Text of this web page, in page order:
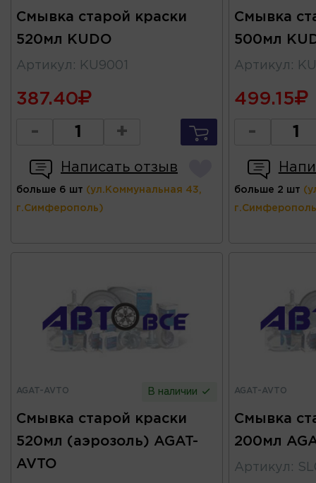
Смывка старой краски
520мл KUDO
Артикул : KU9001
387.40
- +
Написать отзыв
больше 6 шт (ул.Коммунальная 43,
г.Симферополь)
Смывка
500мл
Артикул :
499.15
-
больше 2 шт
AGAT-AVTO В наличии
Смывка старой краски
520мл (аэрозоль) AGAT-
AVTO
AGAT-AVTO
Смывка
200мл
Артикул :